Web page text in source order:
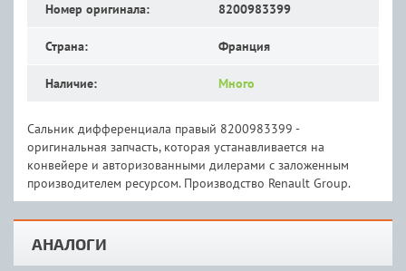
Номер оригинала: 8200983399
Страна: Франция
Наличие: Много
Сальник дифференциала правый 8200983399 -
оригинальная запчасть, которая устанавливается на
конвейере и авторизованными дилерами с заложенным
производителем ресурсом. Производство Renault Group.
АНАЛОГИ